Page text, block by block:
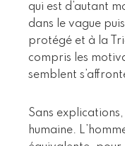
qui est d’autant
dans le vague
protégé et à la
compris les
semblent
Sans explications,
humaine.